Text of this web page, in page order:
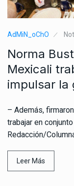
AdMiN_oChO
Norma
Mexicali
impulsar la
– Además,
trabajar en
Redacción/
Leer Más